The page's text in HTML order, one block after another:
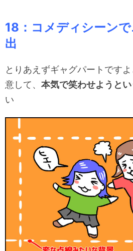
18：コメディシーン
出
とりあえずギャグパートです
意して、 本気で笑わせようと
い